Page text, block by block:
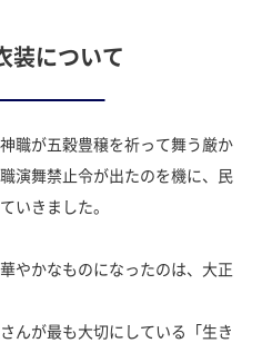
装について
職が五穀豊穣を祈って舞う厳か
演舞禁止令が出たのを機に、民
いきました。
やかなものになったのは、大正
んが最も大切にしている「生き